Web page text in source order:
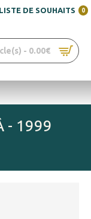
LISTE DE SOUHAITS 0
- 0.00€
- 1999